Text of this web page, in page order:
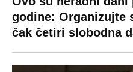
godine: Organizujte
čak četiri slobodna